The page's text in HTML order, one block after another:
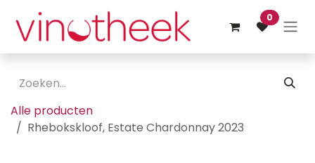
Overslaan naar inhoud
0
Alle producten
Rhebokskloof, Estate Chardonnay 2023